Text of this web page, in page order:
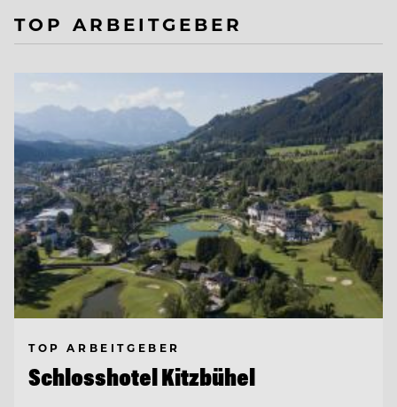
TOP ARBEITGEBER
TOP ARBEITGEBER
Schlosshotel Kitzbühel